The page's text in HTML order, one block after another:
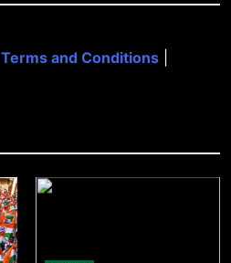
Terms and Conditions